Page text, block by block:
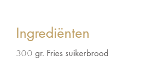
Ingrediënten
300 gr. Fries suikerbrood